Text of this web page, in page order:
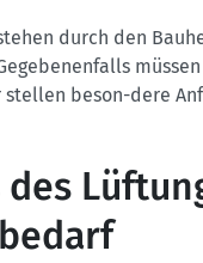
durch den
beson-dere
des